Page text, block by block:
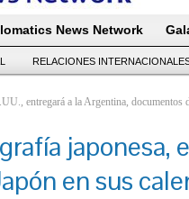
News Network
RELACIONES
entregará a la Argentina,
japonesa,
en sus